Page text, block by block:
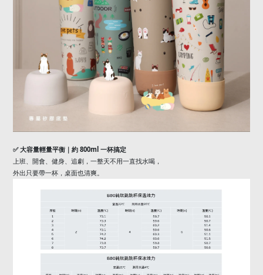
✅ 大容量輕量平衡｜約 800ml 一杯搞定
上班、開會、健身、追劇，一整天不用一直找水喝，
外出只要帶一杯，桌面也清爽。